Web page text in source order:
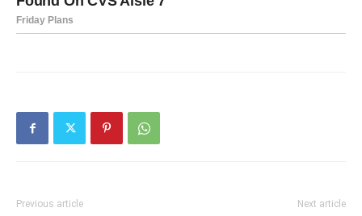
Previous article Next article